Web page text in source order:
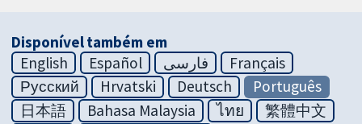
Disponível também em
English
Español فارسی
Français
Русский
Hrvatski Deutsch
Português
日本語
Bahasa Malaysia ไทย
繁體中文